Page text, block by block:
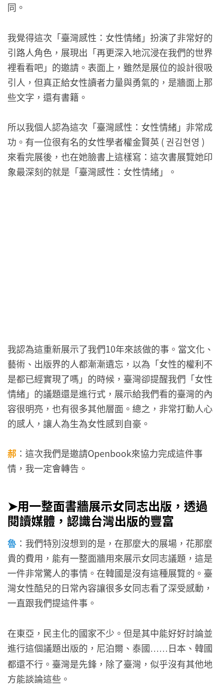
同。
我覺得這次「臺灣感性：女性情緒」扮演了非常好的
引路人角色，展現出「再更深入地沉浸在我們的世界
裡看看吧」的邀請。表面上，雖然是展位的設計很吸
引人，但真正給女性讀者力量與勇氣的，是牆面上那
些文字，還有書籍。
所以我個人認為這次「臺灣感性：女性情緒」非常成
功。有一位很有名的女性學者權金賢英 ( 권김현영 )
來看完展後，也在她臉書上這樣寫：這次書展覽她印
象最深刻的就是「臺灣感性：女性情緒」。
我認為這重新展示了我們10年來該做的事。當文化、
藝術、出版界的人都漸漸遺忘，以為「女性的權利不
是都已經實現了嗎」的時候，臺灣卻提醒我們「女性
情緒」的議題還是進行式，展示給我們看的臺灣的內
容很明亮，也有很多其他層面。總之，非常打動人心
的感人，讓人為生為女性感到自豪。
郝 ：這次我們是邀請Openbook來協力完成這件事
情，我一定會轉告。
➤用一整面書牆展示女同志出版，透過
閱讀媒體，認識台灣出版的豐富
魯 ：我們特別沒想到的是，在那麼大的展場，花那麼
貴的費用，能有一整面牆用來展示女同志議題，這是
一件非常驚人的事情。在韓國是沒有這種展覽的。臺
灣女性酷兒的日常內容讓很多女同志看了深受感動，
一直跟我們提這件事。
在東亞，民主化的國家不少。但是其中能好好討論並
進行這個議題出版的，尼泊爾、泰國…… 日本、韓國
都還不行。臺灣是先鋒，除了臺灣，似乎沒有其他地
方能談論這些。